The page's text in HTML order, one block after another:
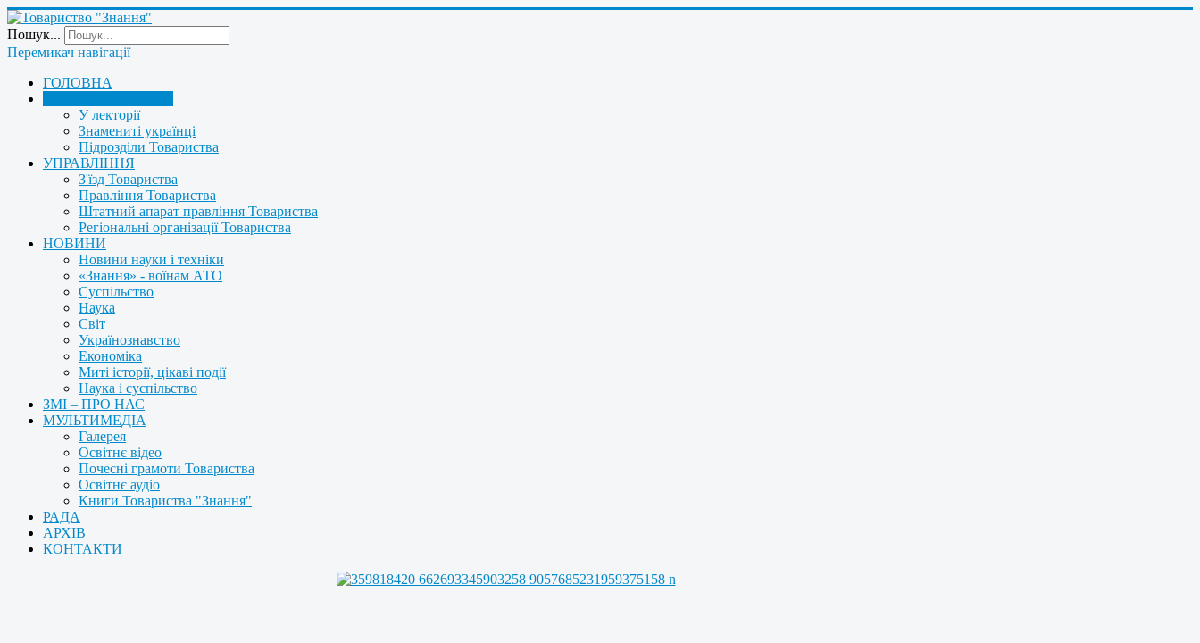
Пошук...
Перемикач навігації
ГОЛОВНА
У лекторії
Знамениті українці
Підрозділи Товариства
УПРАВЛІННЯ
З'їзд Товариства
Правління Товариства
Штатний апарат правління Товариства
Регіональні організації Товариства
НОВИНИ
Новини науки і техніки
«Знання» - воїнам АТО
Суспільство
Наука
Світ
Українознавство
Економіка
Миті історії, цікаві події
Наука і суспільство
ЗМІ – ПРО НАС
МУЛЬТИМЕДІА
Галерея
Освітнє відео
Почесні грамоти Товариства
Освітнє аудіо
Книги Товариства "Знання"
РАДА
АРХІВ
КОНТАКТИ